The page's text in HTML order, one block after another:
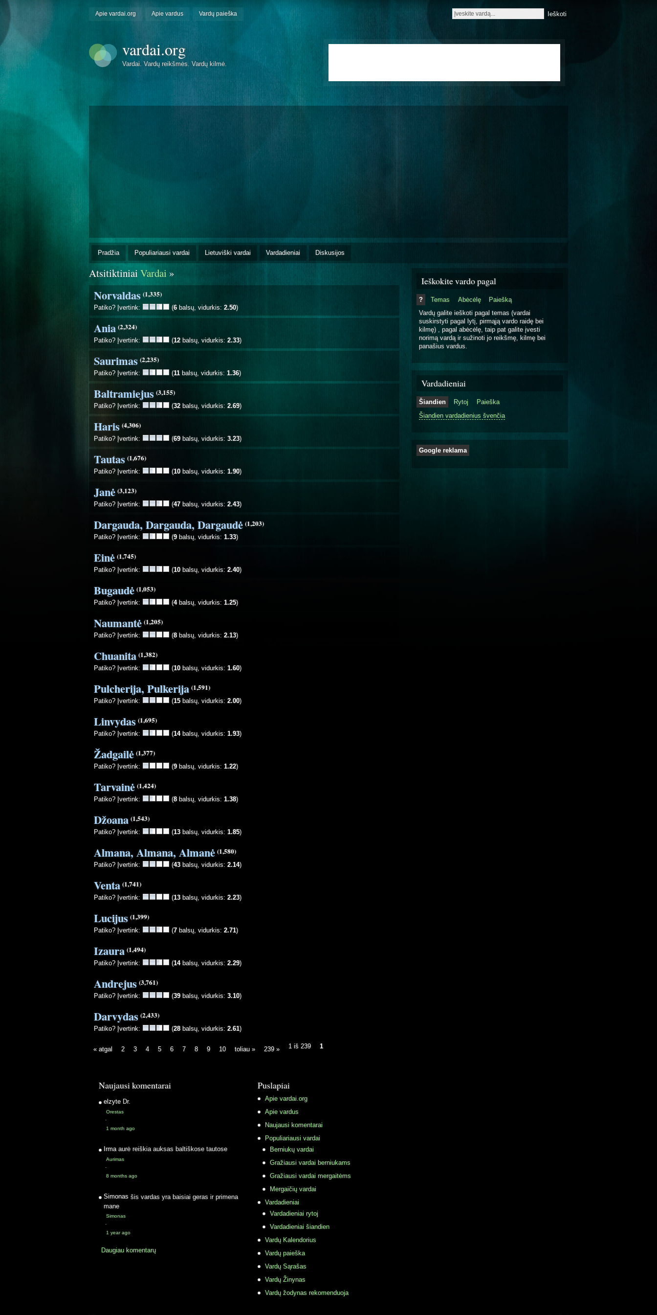
Apie vardai.org Apie vardus Vardų paieška
vardai.org
Vardai. Vardų reikšmės. Vardų kilmė.
Pradžia Populiariausi vardai Lietuviški vardai Vardadieniai Diskusijos
Atsitiktiniai Vardai »
Norvaldas (1,335)
Patiko? Įvertink: (6 balsų, vidurkis: 2.50)
Ania (2,324)
Patiko? Įvertink: (12 balsų, vidurkis: 2.33)
Saurimas (2,235)
Patiko? Įvertink: (11 balsų, vidurkis: 1.36)
Baltramiejus (3,155)
Patiko? Įvertink: (32 balsų, vidurkis: 2.69)
Haris (4,306)
Patiko? Įvertink: (69 balsų, vidurkis: 3.23)
Tautas (1,676)
Patiko? Įvertink: (10 balsų, vidurkis: 1.90)
Janė (3,123)
Patiko? Įvertink: (47 balsų, vidurkis: 2.43)
Dargauda, Dargauda, Dargaudė (1,203)
Patiko? Įvertink: (9 balsų, vidurkis: 1.33)
Einė (1,745)
Patiko? Įvertink: (10 balsų, vidurkis: 2.40)
Bugaudė (1,053)
Patiko? Įvertink: (4balsų, vidurkis: 1.25)
Naumantė (1,205)
Patiko? Įvertink: (8 balsų, vidurkis: 2.13)
Chuanita (1,382)
Patiko? Įvertink: (10 balsų, vidurkis: 1.60)
Pulcherija, Pulkerija (1,591)
Patiko? Įvertink: (15 balsų, vidurkis: 2.00)
Linvydas (1,695)
Patiko? Įvertink: (14balsų, vidurkis: 1.93)
Žadgailė (1,377)
Patiko? Įvertink: (9 balsų, vidurkis: 1.22)
Tarvainė (1,424)
Patiko? Įvertink: (8 balsų, vidurkis: 1.38)
Džoana (1,543)
Patiko? Įvertink: (13 balsų, vidurkis: 1.85)
Almana, Almana, Almanė (1,580)
Patiko? Įvertink: (43 balsų, vidurkis: 2.14)
Venta (1,741)
Patiko? Įvertink: (13 balsų, vidurkis: 2.23)
Lucijus (1,399)
Patiko? Įvertink: (7 balsų, vidurkis: 2.71)
Izaura (1,494)
Patiko? Įvertink: (14balsų, vidurkis: 2.29)
Andrejus (3,761)
Patiko? Įvertink: (39 balsų, vidurkis: 3.10)
Darvydas (2,433)
Patiko? Įvertink: (28 balsų, vidurkis: 2.61)
1 iš 239
« atgal 1
2 3 4 5 6 7 8 9 10 toliau » 239 »
Ieškokite vardo pagal
? Temas Abėcėlę
Paiešką
Vardų galite ieškoti pagal temas (vardai
suskirstyti pagal lytį, pirmąją vardo raidę bei
kilmę) , pagal abėcėlę, taip pat galite įvesti
norimą vardą ir sužinoti jo reikšmę, kilmę bei
panašius vardus.
Vardadieniai
Šiandien Rytoj
Paieška
Šiandien vardadienius švenčia
Google reklama
Naujausi komentarai
elzyte Dr.
Orestas
·
1 month ago
Irma aurė reiškia auksas baltiškose tautose
Aurimas
·
8 months ago
Simonas šis vardas yra baisiai geras ir primena
mane
Simonas
·
1 year ago
Daugiau komentarų
Puslapiai
Apie vardai.org
Apie vardus
Naujausi komentarai
Populiariausi vardai
Berniukų vardai
Gražiausi vardai berniukams
Gražiausi vardai mergaitėms
Mergaičių vardai
Vardadieniai
Vardadieniai rytoj
Vardadieniai šiandien
Vardų Kalendorius
Vardų paieška
Vardų Sąrašas
Vardų Žinynas
Vardų žodynas rekomenduoja